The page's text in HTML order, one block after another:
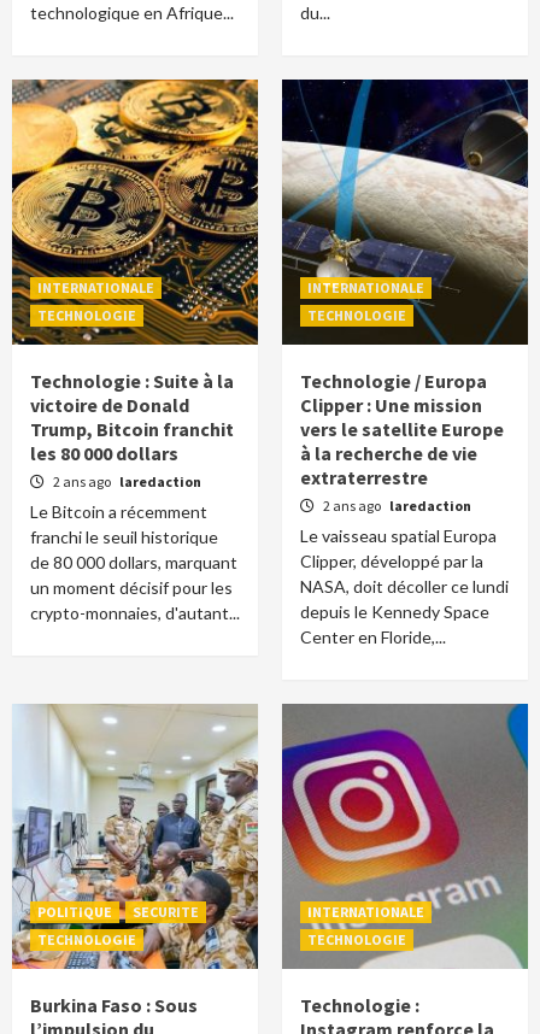
technologique en Afrique...
du...
INTERNATIONALE
TECHNOLOGIE
Technologie : Suite à la
victoire de Donald
Trump, Bitcoin franchit
les 80 000 dollars
2 ans ago laredaction
Le Bitcoin a récemment
franchi le seuil historique
de 80 000 dollars, marquant
un moment décisif pour les
crypto-monnaies, d'autant...
INTERNATIONALE
TECHNOLOGIE
Technologie / Europa
Clipper : Une mission
vers le satellite Europe
à la recherche de vie
extraterrestre
2 ans ago laredaction
Le vaisseau spatial Europa
Clipper, développé par la
NASA, doit décoller ce lundi
depuis le Kennedy Space
Center en Floride,...
POLITIQUE
SECURITE
TECHNOLOGIE
Burkina Faso : Sous
l’impulsion du
INTERNATIONALE
TECHNOLOGIE
Technologie :
Instagram renforce la